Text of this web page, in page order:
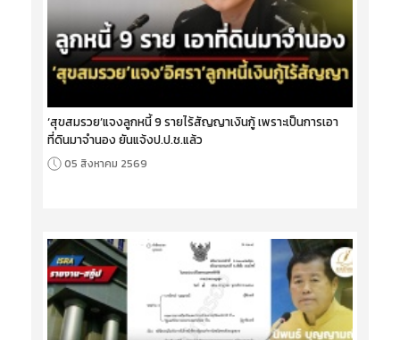
‘สุขสมรวย’แจงลูกหนี้ 9 รายไร้สัญญาเงินกู้ เพราะเป็นการเอา
ที่ดินมาจำนอง ยันแจ้งป.ป.ช.แล้ว
05 สิงหาคม 2569